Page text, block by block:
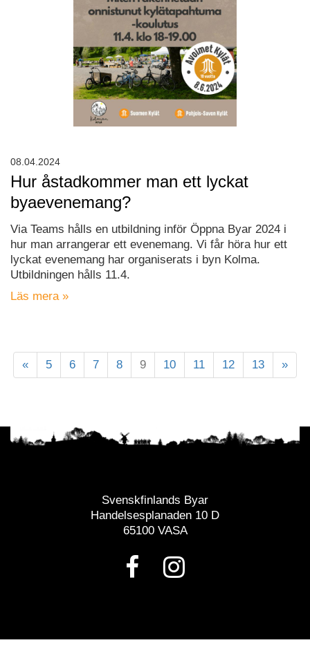
Hur åstadkommer man ett lyckat
byaevenemang?
Via Teams hålls en utbildning inför Öppna Byar 2024 i
hur man arrangerar ett evenemang. Vi får höra hur ett
lyckat evenemang har organiserats i byn Kolma.
Utbildningen hålls 11.4.
Läs mera »
08.04.2024
« 5 6 7 8 9 10 11 12 13 »
Svenskfinlands Byar
Handelsesplanaden 10 D
65100 VASA